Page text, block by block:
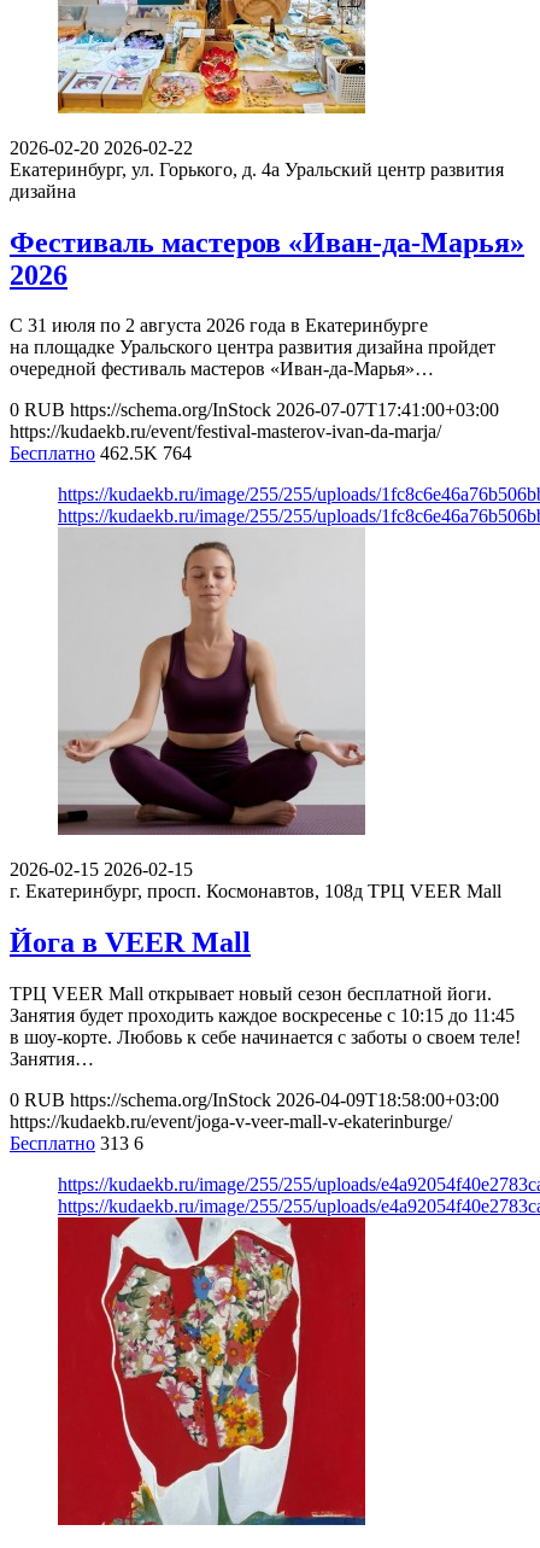
2026-02-20 2026-02-22
Екатеринбург, ул. Горького, д. 4а Уральский центр развития
дизайна
Фестиваль мастеров «Иван-да-Марья»
2026
С 31 июля по 2 августа 2026 года в Екатеринбурге
на площадке Уральского центра развития дизайна пройдет
очередной фестиваль мастеров «Иван-да-Марья»…
0 RUB https://schema.org/InStock 2026-07-07T17:41:00+03:00
https://kudaekb.ru/event/festival-masterov-ivan-da-marja/
Бесплатно 462.5K 764
https://kudaekb.ru/image/255/255/uploads/
https://kudaekb.ru/image/255/255/uploads/
2026-02-15 2026-02-15
г. Екатеринбург, просп. Космонавтов, 108д ТРЦ VEER Mall
Йога в VEER Mall
ТРЦ VEER Mall открывает новый сезон бесплатной йоги.
Занятия будет проходить каждое воскресенье с 10:15 до 11:45
в шоу-корте. Любовь к себе начинается с заботы о своем теле!
Занятия…
0 RUB https://schema.org/InStock 2026-04-09T18:58:00+03:00
https://kudaekb.ru/event/joga-v-veer-mall-v-ekaterinburge/
Бесплатно 313 6
https://kudaekb.ru/image/255/255/uploads/
https://kudaekb.ru/image/255/255/uploads/